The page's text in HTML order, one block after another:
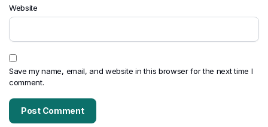
Website
Save my name, email, and website in this browser for the next time I
comment.